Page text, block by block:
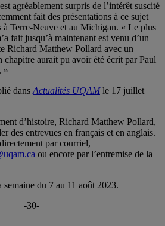
agréablement surpris de l’intérêt suscité
fait des présentations à ce sujet
à Terre-Neuve et au Michigan. « Le plus
fait jusqu’à maintenant est venu d’un
Richard Matthew Pollard avec un
chapitre aurait pu avoir été écrit par Paul
»
dans Actualités UQAMle 17 juillet
d’histoire, Richard Matthew Pollard,
des entrevues en français et en anglais.
par courriel,
ou encore par l’entremise de la
du 7 au 11 août 2023.
-30-